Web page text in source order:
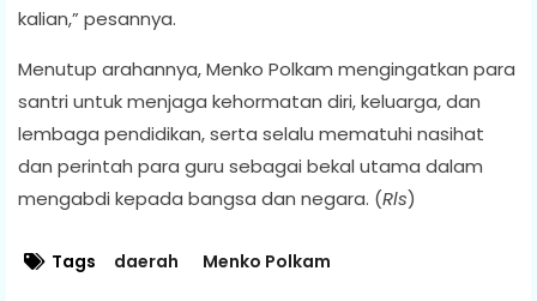
kalian,” pesannya.
Menutup arahannya, Menko Polkam mengingatkan para
santri untuk menjaga kehormatan diri, keluarga, dan
lembaga pendidikan, serta selalu mematuhi nasihat
dan perintah para guru sebagai bekal utama dalam
mengabdi kepada bangsa dan negara. (Rls)
Tags daerah Menko Polkam